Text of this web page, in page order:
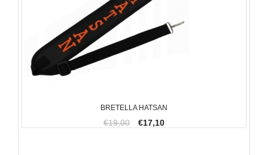
BRETELLA HATSAN
€19,00 €17,10